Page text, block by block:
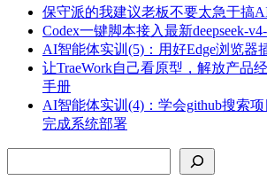
保守派的我建议老板不要太急于搞
Codex一键脚本接入最新deepseek-
AI智能体实训(5)：用好Edge浏览器
让TraeWork自己看原型，解放产品
手册
AI智能体实训(4)：学会github搜索
完成系统部署